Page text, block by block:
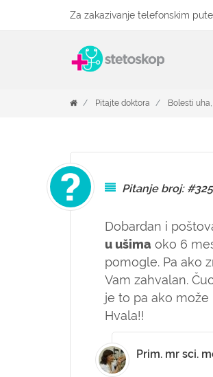
Za zakazivanje telefonskim
Pitajte doktora Bolesti
Pitanje broj:
Dobardan i
u ušima oko 6
pomogle. Pa ako
Vam zahvalan.
je to pa ako može
Hvala!!
Prim. mr sci.